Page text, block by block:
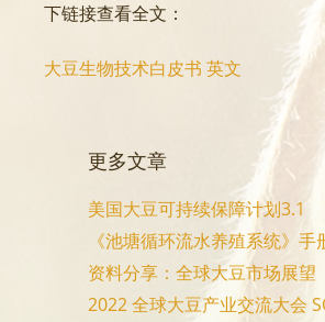
下链接查看全文：
大豆生物技术白皮书 英文
更多文章
美国大豆可持续保障计划3.1
《池塘循环流水养殖系统》手
资料分享：全球大豆市场展望
2022 全球大豆产业交流大会